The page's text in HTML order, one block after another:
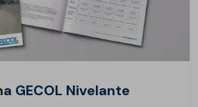
GECOL Nivelante